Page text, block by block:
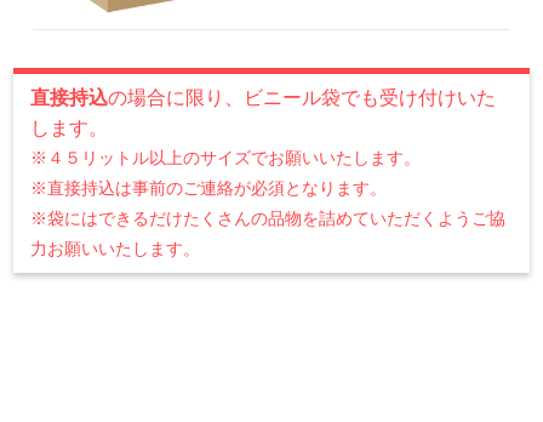
直接持込の場合に限り、ビニール袋でも受け付けいた
します。
※４５リットル以上のサイズでお願いいたします。
※直接持込は事前のご連絡が必須となります。
※袋にはできるだけたくさんの品物を詰めていただくようご協
力お願いいたします。